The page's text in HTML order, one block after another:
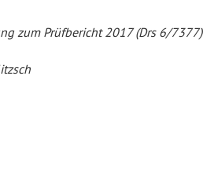
zum Prüfbericht 2017 (Drs 6/7377)